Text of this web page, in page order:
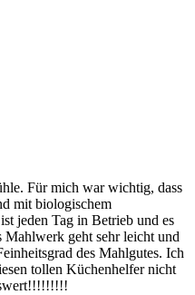
Für mich war wichtig, dass
mit biologischem
jeden Tag in Betrieb und es
Mahlwerk geht sehr leicht und
des Mahlgutes. Ich
tollen Küchenhelfer nicht